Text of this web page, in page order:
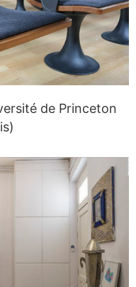
de Princeton